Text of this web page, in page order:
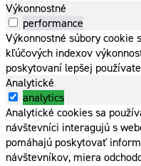
Výkonnostné
performance
Výkonnostné súbory cookie
kľúčových indexov
poskytovaní lepšej
Analytické
analytics
Analytické cookies sa
návštevníci interagujú s
pomáhajú poskytovať
návštevníkov, miera